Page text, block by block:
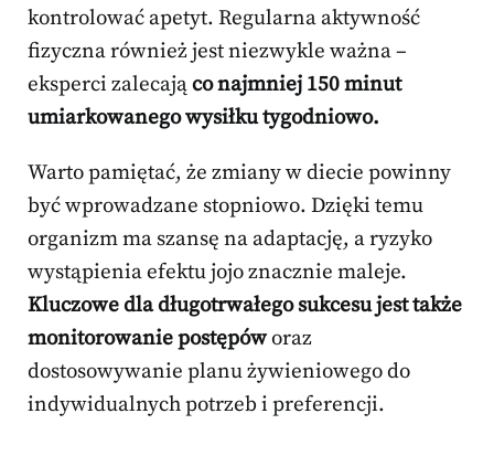
kontrolować apetyt. Regularna aktywność
fizyczna również jest niezwykle ważna –
eksperci zalecająco najmniej 150 minut
umiarkowanego wysiłku tygodniowo.
Warto pamiętać, że zmiany w diecie powinny
być wprowadzane stopniowo. Dzięki temu
organizm ma szansę na adaptację, a ryzyko
wystąpienia efektu jojo znacznie maleje.
Kluczowe dla długotrwałego sukcesu jest także
monitorowanie postępóworaz
dostosowywanie planu żywieniowego do
indywidualnych potrzeb i preferencji.